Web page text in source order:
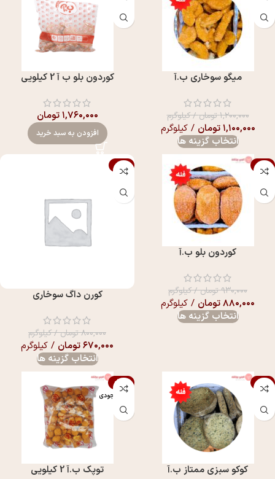
میگو سوخاری ب.آ
۱,۲۰۰,۰۰۰تومان/ کیلوگرم
۱,۱۰۰,۰۰۰تومان / کیلوگرم
انتخاب گزینه ها
کوردون بلو ب آ 2 کیلویی
۱,۷۶۰,۰۰۰تومان
افزودن به سبد خرید
-5%
کوردون بلو ب.آ
۹۳۰,۰۰۰تومان/ کیلوگرم
۸۸۰,۰۰۰تومان / کیلوگرم
انتخاب گزینه ها
-16%
کورن داگ سوخاری
۸۰۰,۰۰۰تومان/ کیلوگرم
۶۷۰,۰۰۰تومان / کیلوگرم
انتخاب گزینه ها
-7%
کوکو سبزی ممتاز ب.آ
-12%
اتمام موجودی
توپک ب.آ 2 کیلویی